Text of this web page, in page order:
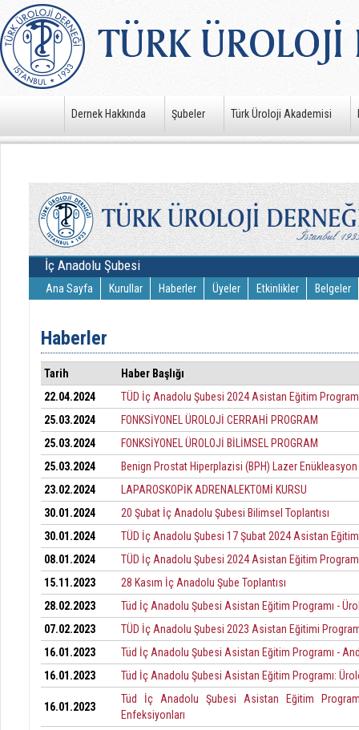
Dernek Hakkında Şubeler Türk Üroloji Akademisi
İç Anadolu Şubesi
Ana Sayfa Kurullar Haberler Üyeler Etkinlikler Belgeler
Haberler
Tarih
Haber Başlığı
22.04.2024
TÜD İç Anadolu Şubesi 2024 Asistan Eğitim
25.03.2024
FONKSİYONEL ÜROLOJİ CERRAHİ PROGRAM
25.03.2024
FONKSİYONEL ÜROLOJİ BİLİMSEL PROGRAM
25.03.2024
Benign Prostat Hiperplazisi (BPH) Lazer
23.02.2024
LAPAROSKOPİK ADRENALEKTOMİ KURSU
30.01.2024
20 Şubat İç Anadolu Şubesi Bilimsel Toplantısı
30.01.2024
TÜD İç Anadolu Şubesi 17 Şubat 2024 Asistan
08.01.2024
TÜD İç Anadolu Şubesi 2024 Asistan Eğitim
15.11.2023
28 Kasım İç Anadolu Şube Toplantısı
28.02.2023
Tüd İç Anadolu Şubesi Asistan Eğitim Programı -
07.02.2023
TÜD İç Anadolu Şubesi 2023 Asistan Eğitimi
16.01.2023
Tüd İç Anadolu Şubesi Asistan Eğitim Programı -
16.01.2023
Tüd İç Anadolu Şubesi Asistan Eğitim Programı:
16.01.2023
Tüd İç Anadolu Şubesi Asistan Eğitim
Enfeksiyonları